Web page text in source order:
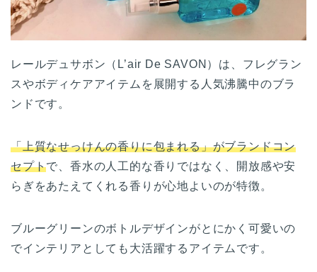
レールデュサボン（L’air De SAVON）は、フレグラン
スやボディケアアイテムを展開する人気沸騰中のブラ
ンドです。
「上質なせっけんの香りに包まれる」がブランドコン
セプトで、香水の人工的な香りではなく、開放感や安
らぎをあたえてくれる香りが心地よいのが特徴。
ブルーグリーンのボトルデザインがとにかく可愛いの
でインテリアとしても大活躍するアイテムです。